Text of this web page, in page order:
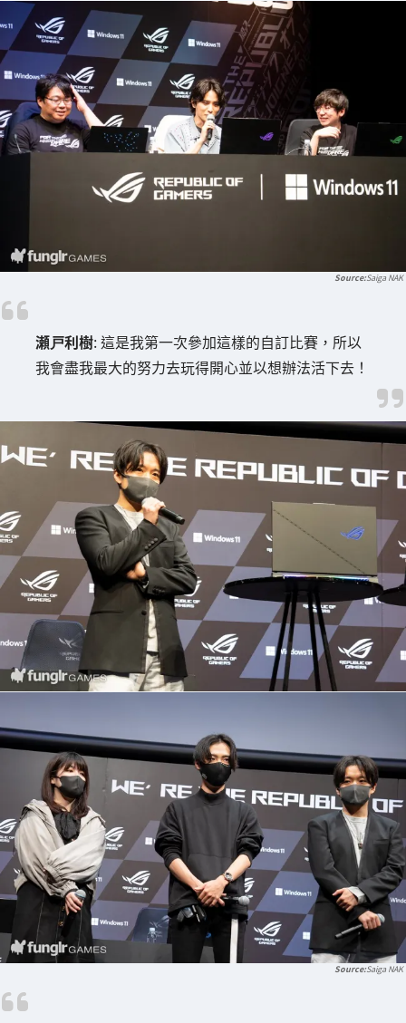
Saiga NAK
瀬戸利樹: 這是我第一次參加這樣的自訂比賽，所以
我會盡我最大的努力去玩得開心並以想辦法活下去！
Saiga NAK